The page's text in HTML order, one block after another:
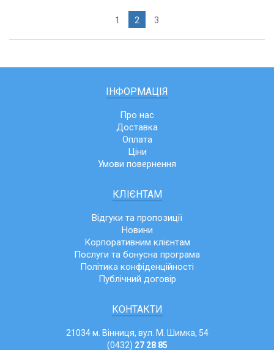
1 2 3
ІНФОРМАЦІЯ
Про нас
Доставка
Оплата
Ціни
Умови повернення
КЛІЄНТАМ
Відгуки та пропозиції
Новини
Корпоративним клієнтам
Послуги та бонусна програма
Політика конфіденційності
Публічний договір
КОНТАКТИ
21034 м. Вінниця, вул. М. Шимка, 54
(0432) 27 28 85